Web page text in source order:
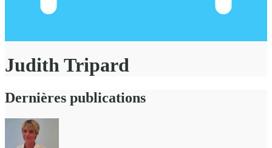
Judith Tripard
Dernières publications